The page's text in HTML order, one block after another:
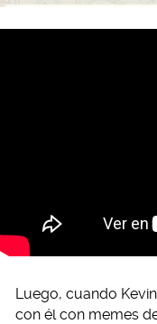
Luego, cuando
con él con memes